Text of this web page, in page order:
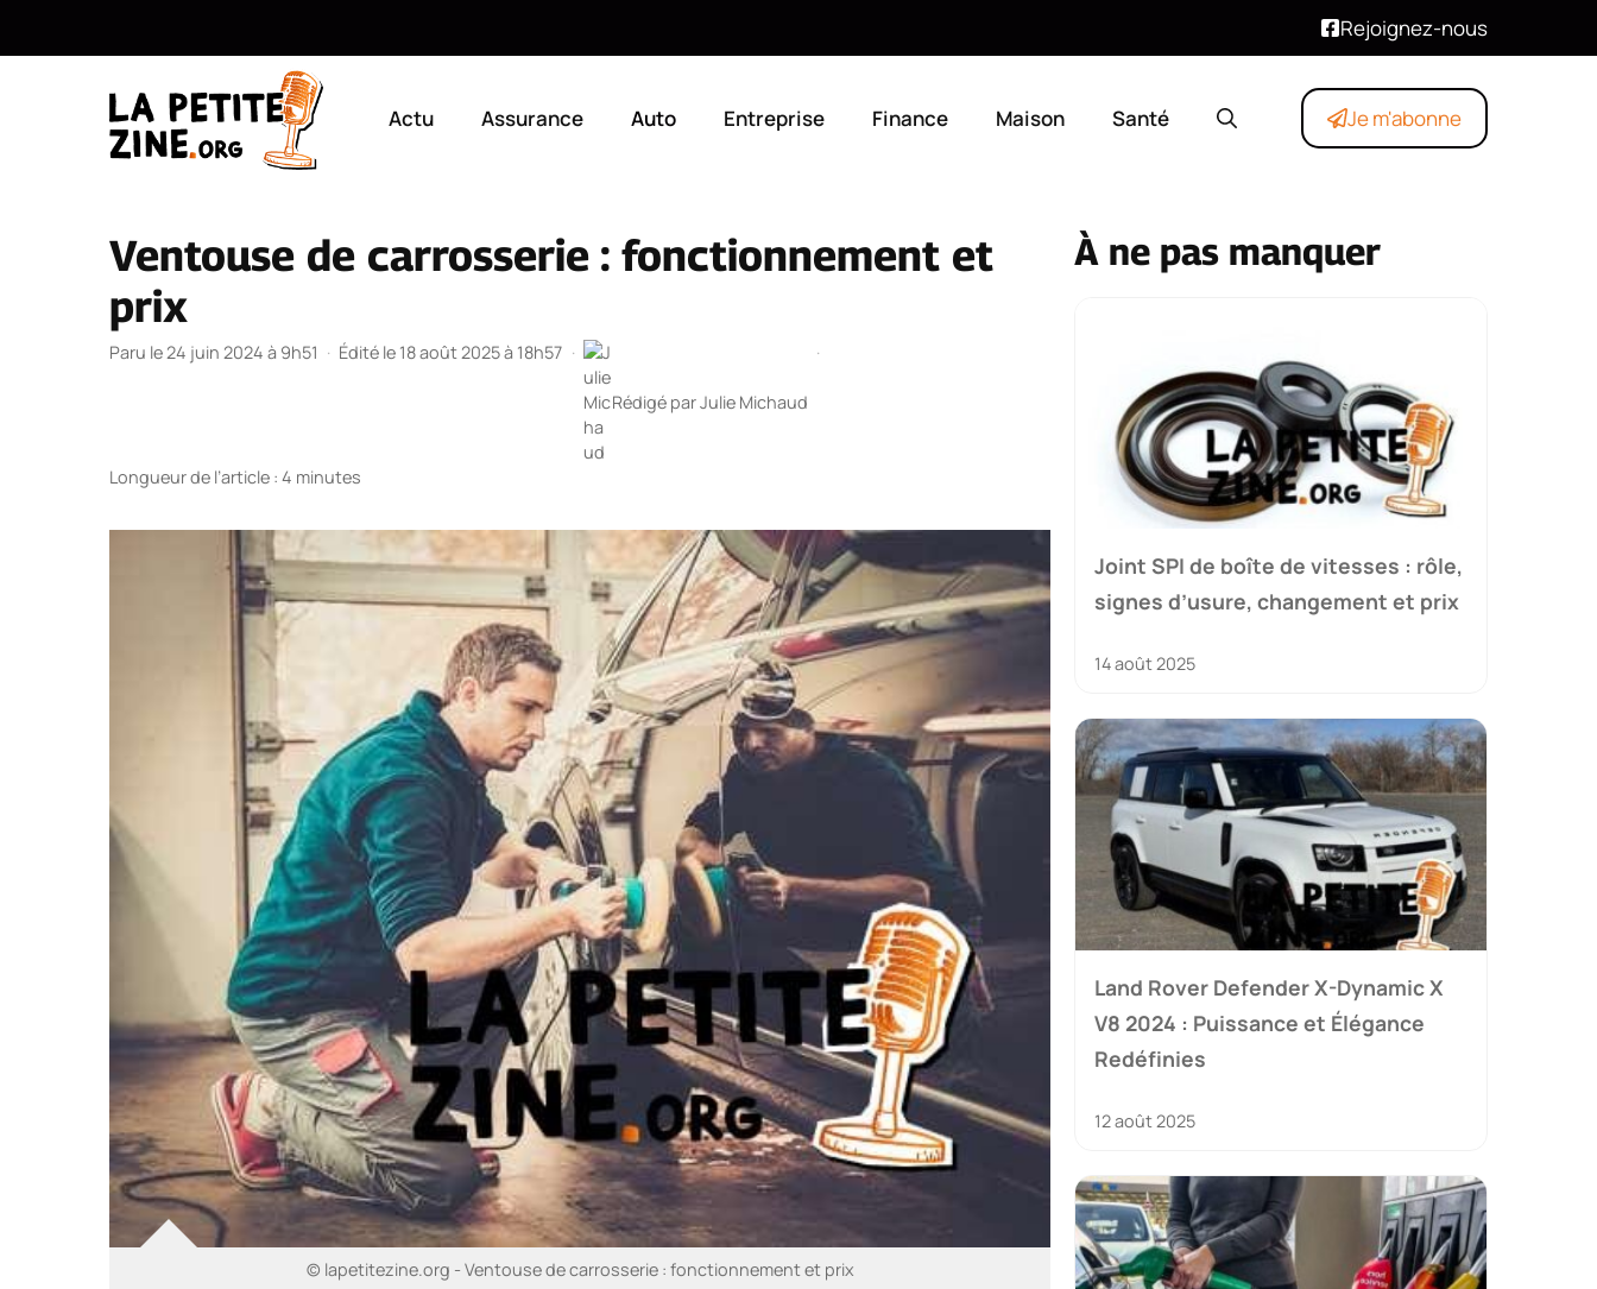
Rejoignez-nous
Actu Assurance Auto Entreprise Finance Maison Santé Je m'abonne
Ventouse de carrosserie : fonctionnement et
prix
Paru le 24 juin 2024 à 9h51 · Édité le 18 août 2025 à 18h57 ·
Rédigé parJulie Michaud
·
Longueur de l’article : 4 minutes
© lapetitezine.org - Ventouse de carrosserie : fonctionnement et prix
À ne pas manquer
Joint SPI de boîte de vitesses : rôle,
signes d’usure, changement et prix
14 août 2025
Land Rover Defender X-Dynamic X
V8 2024 : Puissance et Élégance
Redéfinies
12 août 2025